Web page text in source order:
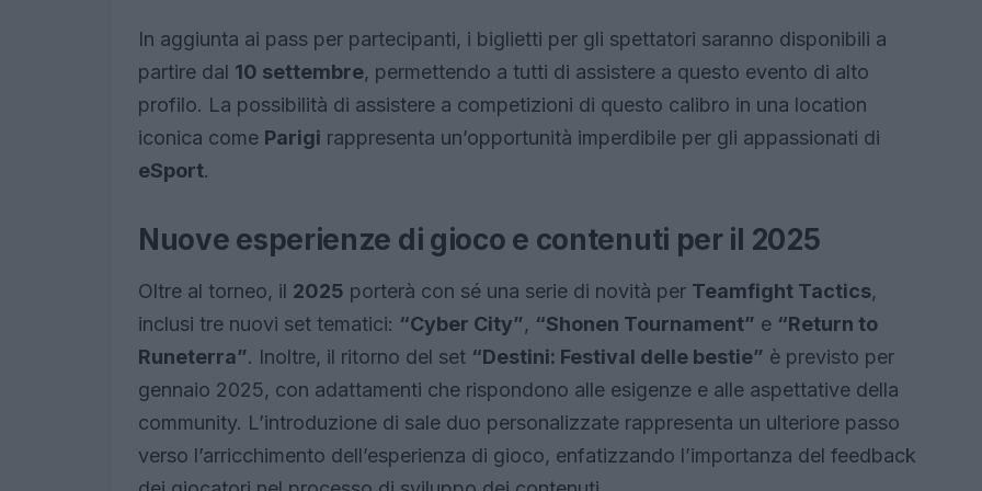
In aggiunta ai pass per partecipanti, i biglietti per gli spettatori saranno disponibili a
partire dal 10 settembre, permettendo a tutti di assistere a questo evento di alto
profilo. La possibilità di assistere a competizioni di questo calibro in una location
iconica come Parigi rappresenta un’opportunità imperdibile per gli appassionati di
eSport.
Nuove esperienze di gioco e contenuti per il 2025
Oltre al torneo, il 2025 porterà con sé una serie di novità per Teamfight Tactics,
inclusi tre nuovi set tematici: “Cyber City”, “Shonen Tournament” e “Return to
Runeterra”. Inoltre, il ritorno del set “Destini: Festival delle bestie” è previsto per
gennaio 2025, con adattamenti che rispondono alle esigenze e alle aspettative della
community. L’introduzione di sale duo personalizzate rappresenta un ulteriore passo
verso l’arricchimento dell’esperienza di gioco, enfatizzando l’importanza del feedback